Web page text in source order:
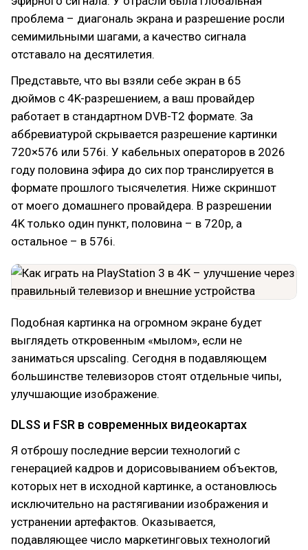
проблема – диагональ экрана и разрешение росли
семимильными шагами, а качество сигнала
отставало на десятилетия.
Представьте, что вы взяли себе экран в 65
дюймов с 4K-разрешением, а ваш провайдер
работает в стандартном DVB-T2 формате. За
аббревиатурой скрывается разрешение картинки
720×576 или 576i. У кабельных операторов в 2026
году половина эфира до сих пор транслируется в
формате прошлого тысячелетия. Ниже скриншот
от моего домашнего провайдера. В разрешении
4K только один пункт, половина – в 720p, а
остальное – в 576i.
Подобная картинка на огромном экране будет
выглядеть откровенным «мылом», если не
заниматься upscaling. Сегодня в подавляющем
большинстве телевизоров стоят отдельные чипы,
улучшающие изображение.
DLSS и FSR в современных видеокартах
Я отброшу последние версии технологий с
генерацией кадров и дорисовыванием объектов,
которых нет в исходной картинке, а остановлюсь
исключительно на растягивании изображения и
устранении артефактов. Оказывается,
подавляющее число маркетинговых технологий